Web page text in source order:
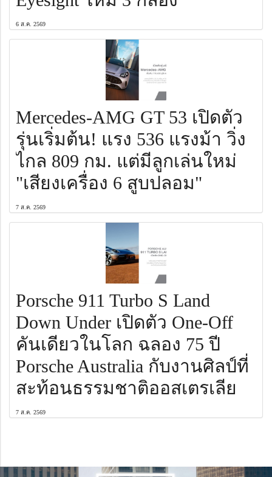
6 ส.ค. 2569
Mercedes-AMG GT 53 เปิดตัว
รุ่นเริ่มต้น! แรง 536 แรงม้า วิ่ง
ไกล 809 กม. แต่มีลูกเล่นใหม่
"เสียงเครื่อง 6 สูบปลอม"
7 ส.ค. 2569
Porsche 911 Turbo S Land
Down Under เปิดตัว One-Off
คันเดียวในโลก ฉลอง 75 ปี
Porsche Australia กับงานศิลป์ที่
สะท้อนธรรมชาติออสเตรเลีย
7 ส.ค. 2569